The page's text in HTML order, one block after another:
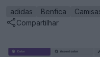
adidas Benfica
Compartilhar